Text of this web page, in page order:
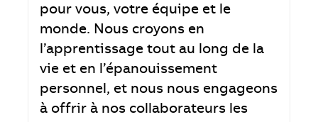
pour vous, votre équipe et le
monde. Nous croyons en
l’apprentissage tout au long de la
vie et en l’épanouissement
personnel, et nous nous engageons
à offrir à nos collaborateurs les